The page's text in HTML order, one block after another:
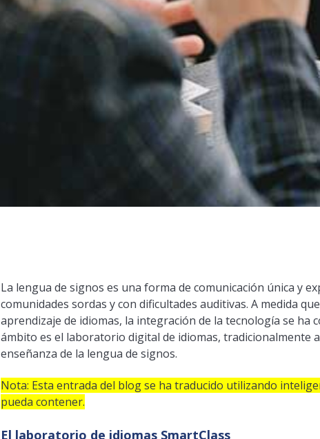
La lengua de signos es una forma de comunicación única y
comunidades sordas y con dificultades auditivas. A medida
aprendizaje de idiomas, la integración de la tecnología se
ámbito es el laboratorio digital de idiomas, tradicionalmente
enseñanza de la lengua de signos.
Nota: Esta entrada del blog se ha traducido utilizando
pueda contener.
El laboratorio de idiomas SmartClass